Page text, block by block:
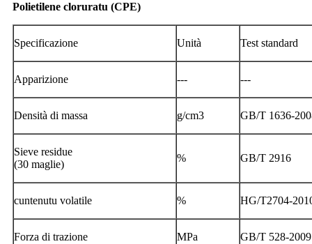
Polietilene cloruratu (CPE)
Specificazione Unità Test standard
Apparizione --- ---
Densità di massa g/cm3 GB/T 1636-
Sieve residue
(30 maglie)
% GB/T 2916
cuntenutu volatile % HG/T2704-
Forza di trazione MPa GB/T 528-2009